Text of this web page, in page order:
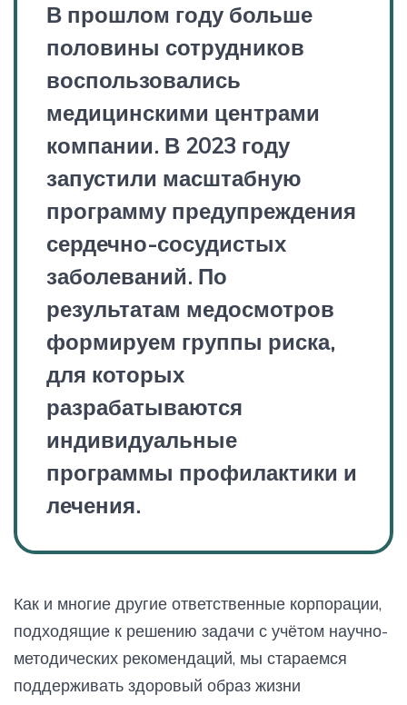
В прошлом году больше
половины сотрудников
воспользовались
медицинскими центрами
компании. В 2023 году
запустили масштабную
программу предупреждения
сердечно-сосудистых
заболеваний. По
результатам медосмотров
формируем группы риска,
для которых
разрабатываются
индивидуальные
программы профилактики и
лечения.
Как и многие другие ответственные корпорации,
подходящие к решению задачи с учётом научно-
методических рекомендаций, мы стараемся
поддерживать здоровый образ жизни